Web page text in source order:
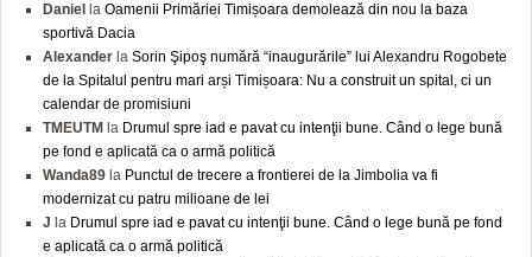
Daniel
la Oamenii Primăriei Timișoara demolează din nou la baza
sportivă Dacia
Alexander la Sorin Şipoş numără “inaugurările” lui Alexandru Rogobete
de la Spitalul pentru mari arși Timișoara: Nu a construit un spital, ci un
calendar de promisiuni
TMEUTM la Drumul spre iad e pavat cu intenţii bune. Când o lege bună
pe fond e aplicată ca o armă politică
Wanda89 la Punctul de trecere a frontierei de la Jimbolia va fi
modernizat cu patru milioane de lei
J la Drumul spre iad e pavat cu intenţii bune. Când o lege bună pe fond
e aplicată ca o armă politică